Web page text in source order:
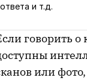
ответа и т.д.
говорить о
или